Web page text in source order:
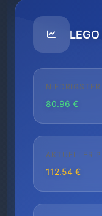
NIEDRIGSTER
80.96 €
AKTUELLER
112.54 €